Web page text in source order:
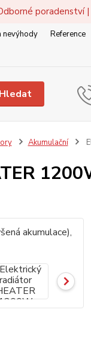
poradenství |
nevýhody Reference
Hledat
Akumulační